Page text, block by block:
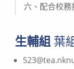
六、配合校
生輔組 葉